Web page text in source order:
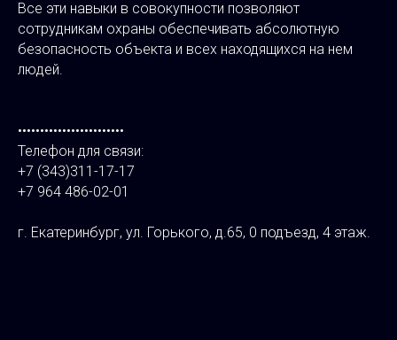
Все эти навыки в совокупности позволяют
сотрудникам охраны обеспечивать абсолютную
безопасность объекта и всех находящихся на нем
людей.
••••••••••••••••••••••••
Телефон для связи:
+7 (343)311-17-17
+7 964 486-02-01
г. Екатеринбург, ул. Горького, д.65, 0 подъезд, 4 этаж.